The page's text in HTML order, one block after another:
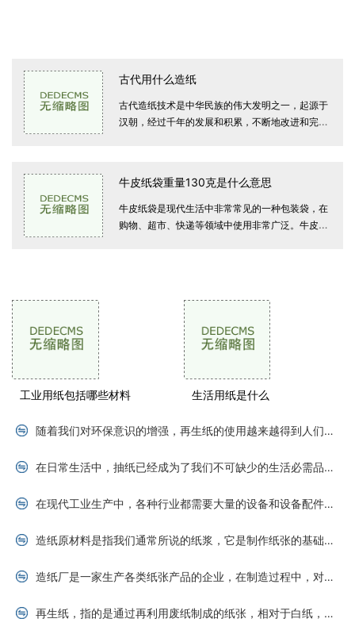
古代用什么造纸
古代造纸技术是中华民族的伟大发明之一，起源于
汉朝，经过千年的发展和积累，不断地改进和完
牛皮纸袋重量130克是什么意思
牛皮纸袋是现代生活中非常常见的一种包装袋，在
购物、超市、快递等领域中使用非常广泛。牛皮纸
工业用纸包括哪些材料 生活用纸是什么
随着我们对环保意识的增强，再生纸的使用越来越得到人们的关注。那么再生纸具有哪些好处呢？本文将从节约资源、减少污染、减少能源浪费、推动循环经济等四个方面进行简单介绍
在日常生活中，抽纸已经成为了我们不可缺少的生活必需品之一。从洗手、擦嘴巴，到擦鼻涕、擦汗，抽纸无处不在。但是，随着抽纸种类的增多，价格差异也越来越大。如何购买抽纸
在现代工业生产中，各种行业都需要大量的设备和设备配件来保证生产的顺利进行。纸制品产业也是如此。纸制品由于广泛应用于各行各业，如包装、防潮、保鲜、文化教育以及日常生
造纸原材料是指我们通常所说的纸浆，它是制作纸张的基础。造纸原材料的常见种类有木浆、草浆、秸秆等。不同的原材料有着各自的特点，在使用的过程中需要根据不同的用途来进行
造纸厂是一家生产各类纸张产品的企业，在制造过程中，对质量的要求是非常严格的。质检员是造纸厂中至关重要的角色之一。作为质检员，他们需要严格把控每一个环节，并确保整个
再生纸，指的是通过再利用废纸制成的纸张，相对于白纸，能够节约木材的使用，并且减少了污染和能源的消耗。随着环保意识的普及，再生纸已成为人们日常生活中越来越常见的产品